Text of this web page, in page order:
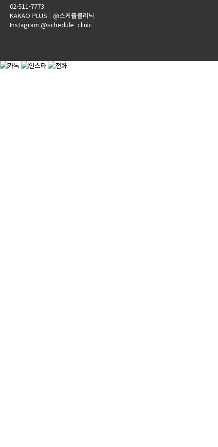
02-511-7773
KAKAO PLUS : @스케줄클리닉
Instagram @schedule_clinic